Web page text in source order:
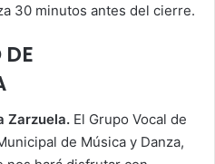
30 minutos antes del cierre.
DE
Zarzuela. El Grupo Vocal de
de Música y Danza,